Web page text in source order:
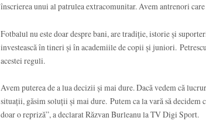
înscrierea unui al patrulea extracomunitar. Avem antrenori
Fotbalul nu este doar despre bani, are tradiție, istorie și
investească în tineri și în academiile de copii și juniori.
acestei reguli.
Avem puterea de a lua decizii și mai dure. Dacă vedem că
situații, găsim soluții și mai dure. Putem ca la vară să decidem
doar o repriză”, a declarat Răzvan Burleanu la TV Digi Sport.